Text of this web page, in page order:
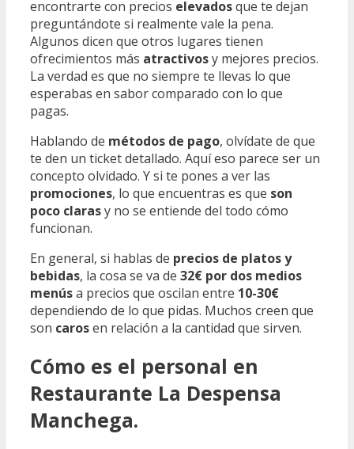
encontrarte con precios elevadosque te dejan
preguntándote si realmente vale la pena.
Algunos dicen que otros lugares tienen
ofrecimientos más atractivosy mejores precios.
La verdad es que no siempre te llevas lo que
esperabas en sabor comparado con lo que
pagas.
Hablando de métodos de pago, olvídate de que
te den un ticket detallado. Aquí eso parece ser un
concepto olvidado. Y si te pones a ver las
promociones, lo que encuentras es que son
poco clarasy no se entiende del todo cómo
funcionan.
En general, si hablas de precios de platos y
bebidas, la cosa se va de 32€ por dos medios
menúsa precios que oscilan entre 10-30€
dependiendo de lo que pidas. Muchos creen que
son carosen relación a la cantidad que sirven.
Cómo es el personal en
Restaurante La Despensa
Manchega.